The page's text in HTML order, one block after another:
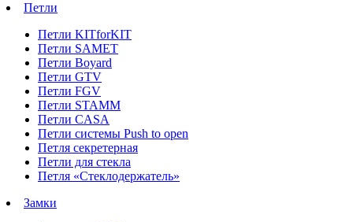
Петли
Петли KITforKIT
Петли SAMET
Петли Boyard
Петли GTV
Петли FGV
Петли STAMM
Петли CASA
Петли системы Push to open
Петля секретерная
Петли для стекла
Петля «Стеклодержатель»
Замки